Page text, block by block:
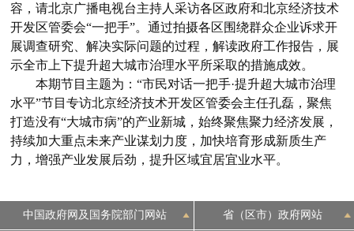
容，请北京广播电视台主持人采访各区政府和北京经济技术
开发区管委会“一把手”。通过拍摄各区围绕群众企业诉求开
展调查研究、解决实际问题的过程，解读政府工作报告，展
示全市上下提升超大城市治理水平所采取的措施成效。
本期节目主题为：“市民对话一把手·提升超大城市治理
水平”节目专访北京经济技术开发区管委会主任孔磊，聚焦
打造没有“大城市病”的产业新城，始终聚焦聚力经济发展，
持续加大重点未来产业谋划力度，加快培育形成新质生产
力，增强产业发展后劲，提升区域宜居宜业水平。
中国政府网及国务院部门网站 省（区市）政府网站